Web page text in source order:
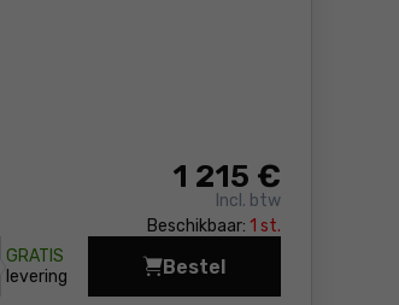
1 215 €
Incl. btw
Beschikbaar: 1 st.
GRATIS
levering
Bestel
Snoeischaar - Accu